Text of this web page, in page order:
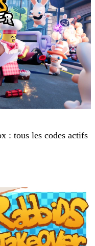
: tous les codes actifs